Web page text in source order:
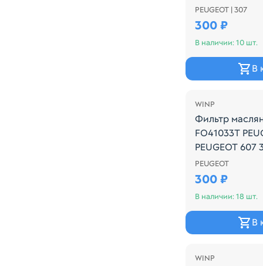
C3
PEUGEOT | 307
300 ₽
В наличии: 10 шт.
В
WINP
Фильтр
FO41033T
PEUGEOT 607
PICASSO MPV
PEUGEOT
300 ₽
В наличии: 18 шт.
В
WINP